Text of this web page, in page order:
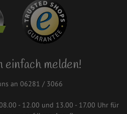
einfach melden!
an 06281 / 3066
- 12.00 und 13.00 - 17.00 Uhr für